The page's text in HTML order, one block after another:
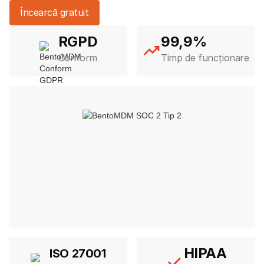
Încearcă gratuit
RGPD
Conform
99,9%
Timp de funcționare
ISO 27001 HIPAA